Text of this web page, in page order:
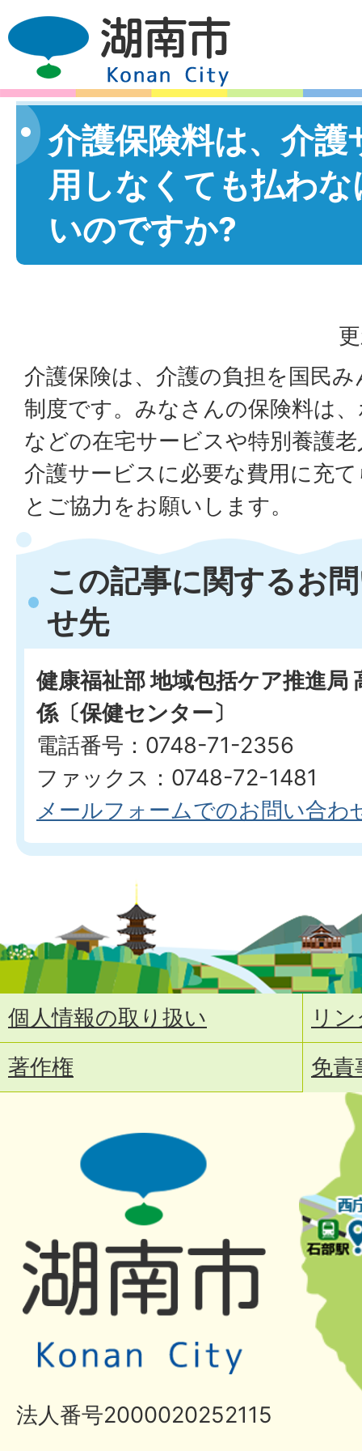
介護保険料は、介護
用しなくても払わ
いのですか?
介護保険は、介護の負担を国民
制度です。みなさんの保険料は
などの在宅サービスや特別養護
介護サービスに必要な費用に充
とご協力をお願いします。
この記事に関するお
せ先
健康福祉部 地域包括ケア推進局
係〔保健センター〕
電話番号：0748-71-2356
ファックス：0748-72-1481
メールフォームでのお問い合わ
個人情報の取り扱い
リ
著作権
免責
法人番号2000020252115